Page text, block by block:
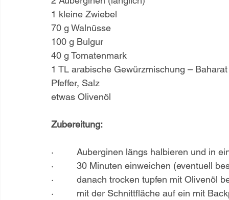
1 kleine Zwiebel
70 g Walnüsse
100 g Bulgur
40 g Tomatenmark
1 TL arabische Gewürzmischung – Baharat
Pfeffer, Salz
etwas Olivenöl
Zubereitung:
·         Auberginen längs halbieren und
·         30 Minuten einweichen (eventuell
·         danach trocken tupfen mit Olivenöl
·         mit der Schnittfläche auf ein mit